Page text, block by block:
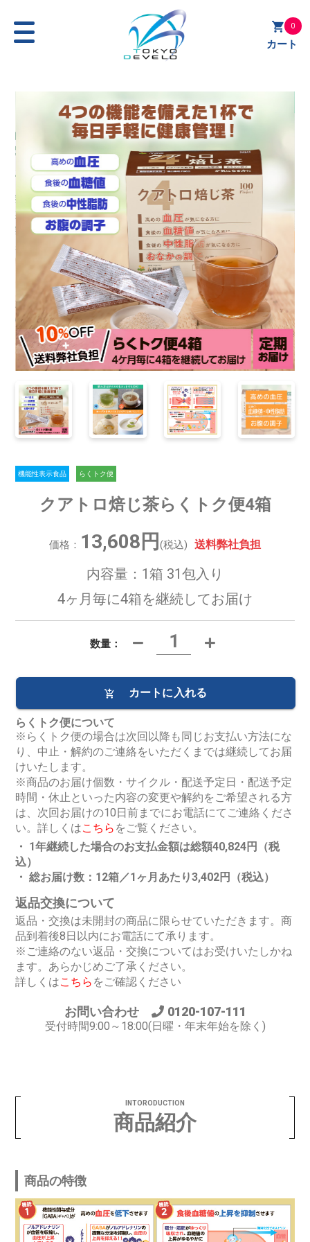
0
カート
機能性表示食品 らくトク便
クアトロ焙じ茶らくトク便4箱
価格： 13,608円 (税込) 送料弊社負担
内容量：1箱 31包入り
4ヶ月毎に4箱を継続してお届け
数量：
カートに入れる
らくトク便について
※らくトク便の場合は次回以降も同じお支払い方法にな
り、中止・解約のご連絡をいただくまでは継続してお届
けいたします。
※商品のお届け個数・サイクル・配送予定日・配送予定
時間・休止といった内容の変更や解約をご希望される方
は、次回お届けの10日前までにお電話にてご連絡くださ
い。詳しくはこちら をご覧ください。
・ 1年継続した場合のお支払金額は総額40,824円
（税
込）
・ 総お届け数：12箱／1ヶ月あたり3,402円 （税込）
返品交換について
返品・交換は未開封の商品に限らせていただきます。商
品到着後8日以内にお電話にて承ります。
※ご連絡のない返品・交換についてはお受けいたしかね
ます。あらかじめご了承ください。
詳しくはこちら をご確認ください
お問い合わせ 0120-107-111
受付時間9:00～18:00(日曜・年末年始を除く)
INTORODUCTION
商品紹介
商品の特徴